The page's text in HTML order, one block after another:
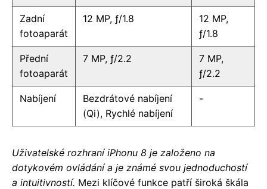
Zadní
fotoaparát
12 MP, ƒ/1.8
12 MP,
ƒ/1.8
Přední
fotoaparát
7 MP, ƒ/2.2
7 MP,
ƒ/2.2
Nabíjení
Bezdrátové nabíjení
(Qi), Rychlé nabíjení
-
Uživatelské rozhraní iPhonu 8 je založeno na
dotykovém ovládání a je známé svou jednoduchostí
a intuitivností. Mezi klíčové funkce patří široká škála